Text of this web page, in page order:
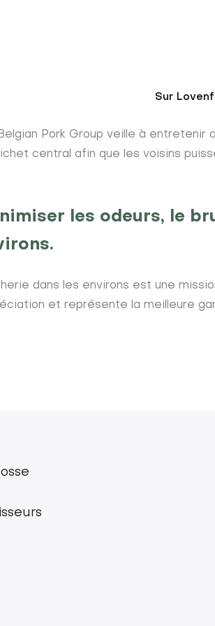
Sur
Pork Group veille à
central afin que les voisins
les odeurs, le
dans les environs est une
et représente la meilleure